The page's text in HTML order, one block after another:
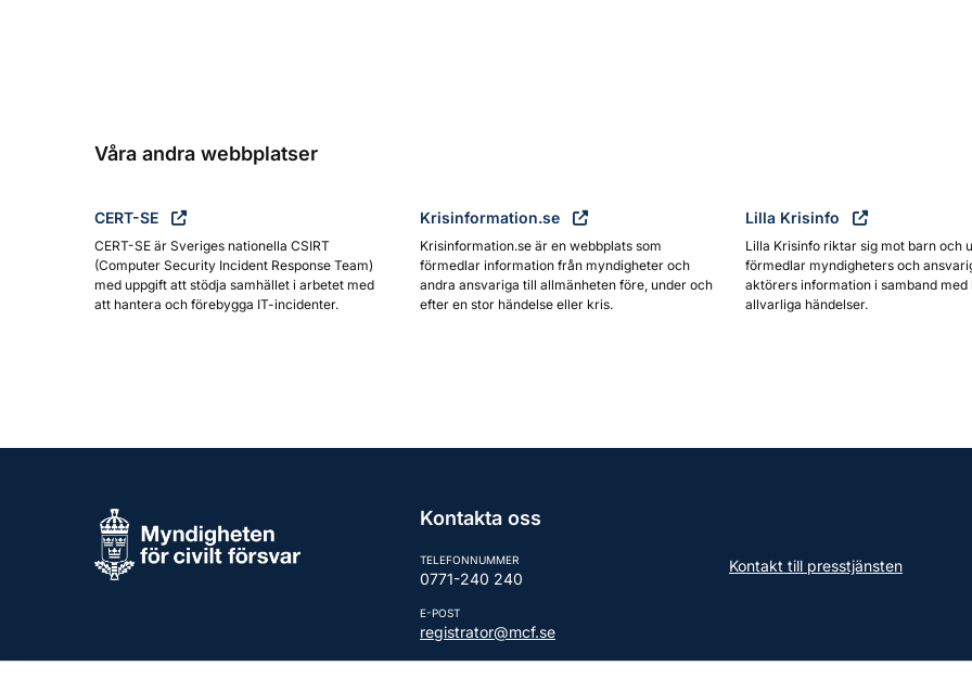
Våra andra webbplatser
CERT-SE
CERT-SE är Sveriges nationella CSIRT
(Computer Security Incident Response Team)
med uppgift att stödja samhället i arbetet med
att hantera och förebygga IT-incidenter.
Krisinformation.se
Krisinformation.se är en webbplats som
förmedlar information från myndigheter och
andra ansvariga till allmänheten före, under och
efter en stor händelse eller kris.
Lilla Krisinfo
Lilla Krisinfo riktar sig mot barn och
förmedlar myndigheters och
aktörers information i samband
allvarliga händelser.
Kontakta oss
TELEFONNUMMER
0771-240 240
E-POST
registrator@mcf.se
Kontakt till presstjänsten